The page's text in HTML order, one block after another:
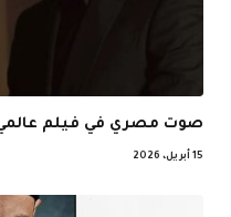
صوت مصري في فيلم
15 أبريل، 2026